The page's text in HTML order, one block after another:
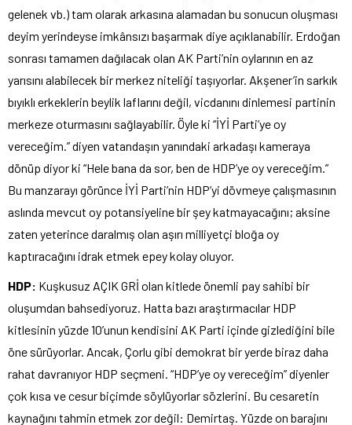
gelenek vb.) tam olarak arkasına alamadan bu sonucun oluşması
deyim yerindeyse imkânsızı başarmak diye açıklanabilir. Erdoğan
sonrası tamamen dağılacak olan AK Parti’nin oylarının en az
yarısını alabilecek bir merkez niteliği taşıyorlar. Akşener’in sarkık
bıyıklı erkeklerin beylik laflarını değil, vicdanını dinlemesi partinin
merkeze oturmasını sağlayabilir. Öyle ki “İYİ Parti’ye oy
vereceğim.” diyen vatandaşın yanındaki arkadaşı kameraya
dönüp diyor ki “Hele bana da sor, ben de HDP’ye oy vereceğim.”
Bu manzarayı görünce İYİ Parti’nin HDP’yi dövmeye çalışmasının
aslında mevcut oy potansiyeline bir şey katmayacağını; aksine
zaten yeterince daralmış olan aşırı milliyetçi bloğa oy
kaptıracağını idrak etmek epey kolay oluyor.
HDP: Kuşkusuz AÇIK GRİ olan kitlede önemli pay sahibi bir
oluşumdan bahsediyoruz. Hatta bazı araştırmacılar HDP
kitlesinin yüzde 10’unun kendisini AK Parti içinde gizlediğini bile
öne sürüyorlar. Ancak, Çorlu gibi demokrat bir yerde biraz daha
rahat davranıyor HDP seçmeni. “HDP’ye oy vereceğim” diyenler
çok kısa ve cesur biçimde söylüyorlar sözlerini. Bu cesaretin
kaynağını tahmin etmek zor değil: Demirtaş. Yüzde on barajını